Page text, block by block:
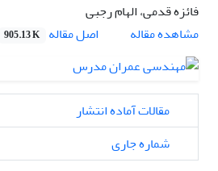
فائزه قدمی، الهام رجبی
مشاهده مقاله
اصل مقاله 905.13 K
مقالات آماده انتشار
شماره جاری